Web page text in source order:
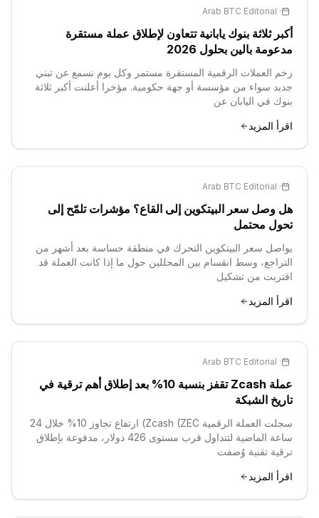
·
Arab BTC Editorial
أكبر ثلاثة بنوك يابانية تتعاون لإطلاق عملة مستقرة
مدعومة بالين بحلول 2026
زخم العملات الرقمية المستقرة مستمر وكل يوم نسمع عن تبني
جديد سواء من مؤسسة أو جهة حكومية. مؤخرا أعلنت أكبر ثلاثة
بنوك في اليابان عن
اقرأ المزيد
·
Arab BTC Editorial
هل وصل سعر البيتكوين إلى القاع؟ مؤشرات تلمّح إلى
تحول محتمل
يواصل سعر البيتكوين التحرك في منطقة حساسة بعد أشهر من
التراجع، وسط انقسام بين المحللين حول ما إذا كانت العملة قد
اقتربت من تشكيل
اقرأ المزيد
·
Arab BTC Editorial
عملة Zcash تقفز بنسبة 10% بعد إطلاق أهم ترقية في
تاريخ الشبكة
سجلت العملة الرقمية Zcash (ZEC) ارتفاع تجاوز 10% خلال 24
ساعة الماضية لتتداول قرب مستوى 426 دولار، مدفوعة بإطلاق
ترقية تقنية وُصفت
اقرأ المزيد